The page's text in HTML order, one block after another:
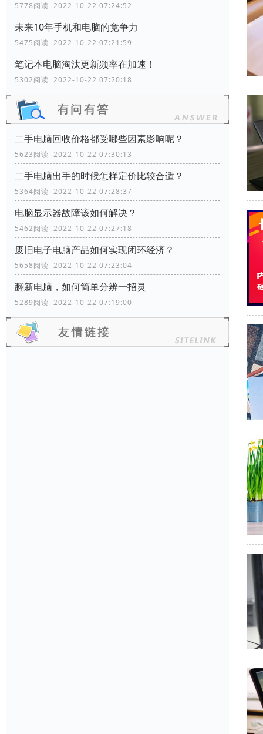
5778阅读 2022-10-22 07:24:52
未来10年手机和电脑的竞争力
5475阅读 2022-10-22 07:21:59
笔记本电脑淘汰更新频率在加速！
5302阅读 2022-10-22 07:20:18
二手电脑回收价格都受哪些因素影响呢？
5623阅读 2022-10-22 07:30:13
二手电脑出手的时候怎样定价比较合适？
5364阅读 2022-10-22 07:28:37
电脑显示器故障该如何解决？
5462阅读 2022-10-22 07:27:18
废旧电子电脑产品如何实现闭环经济？
5658阅读 2022-10-22 07:23:04
翻新电脑，如何简单分辨一招灵
5289阅读 2022-10-22 07:19:00